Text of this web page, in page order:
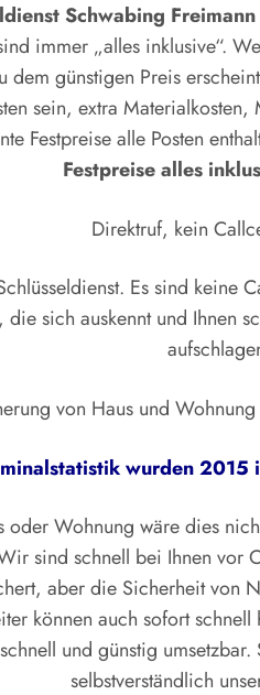
Schwabing
immer „alles inklusive“.
dem günstigen Preis
sein, extra
Festpreise alle Posten
Festpreise alles
Direktruf, kein
Es sind keine
sich auskennt und Ihnen
von Haus und
wurden 2015
Wohnung wäre dies
sind schnell bei Ihnen vor
aber die Sicherheit von
können auch sofort
und günstig
selbstverständlich